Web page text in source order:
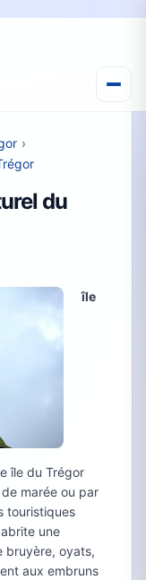
›
du
île
île du Trégor
marée ou par
touristiques
une
bruyère, oyats,
aux embruns